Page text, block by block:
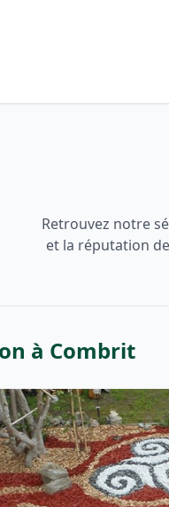
Retrouvez notre
et la réputation
à Combrit